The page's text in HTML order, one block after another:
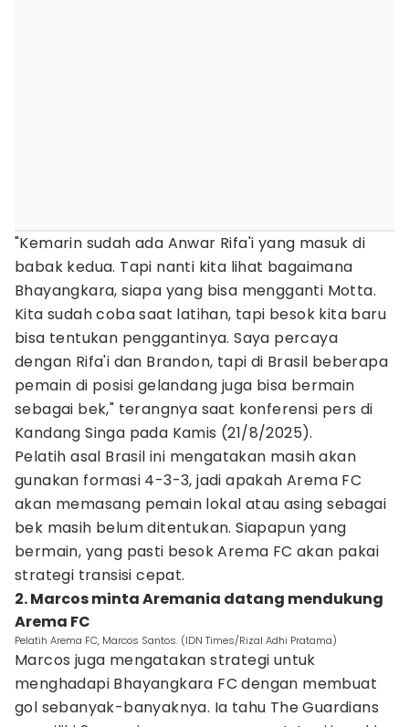
"Kemarin sudah ada Anwar Rifa'i yang masuk di
babak kedua. Tapi nanti kita lihat bagaimana
Bhayangkara, siapa yang bisa mengganti Motta.
Kita sudah coba saat latihan, tapi besok kita baru
bisa tentukan penggantinya. Saya percaya
dengan Rifa'i dan Brandon, tapi di Brasil beberapa
pemain di posisi gelandang juga bisa bermain
sebagai bek," terangnya saat konferensi pers di
Kandang Singa pada Kamis (21/8/2025).
Pelatih asal Brasil ini mengatakan masih akan
gunakan formasi 4-3-3, jadi apakah Arema FC
akan memasang pemain lokal atau asing sebagai
bek masih belum ditentukan. Siapapun yang
bermain, yang pasti besok Arema FC akan pakai
strategi transisi cepat.
2. Marcos minta Aremania datang mendukung
Arema FC
Pelatih Arema FC, Marcos Santos. (IDN Times/Rizal Adhi Pratama)
Marcos juga mengatakan strategi untuk
menghadapi Bhayangkara FC dengan membuat
gol sebanyak-banyaknya. Ia tahu The Guardians